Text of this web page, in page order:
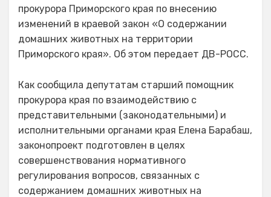
прокурора Приморского края по внесению
изменений в краевой закон «О содержании
домашних животных на территории
Приморского края». Об этом передает ДВ-РОСС.
Как сообщила депутатам старший помощник
прокурора края по взаимодействию с
представительными (законодательными) и
исполнительными органами края Елена Барабаш,
законопроект подготовлен в целях
совершенствования нормативного
регулирования вопросов, связанных с
содержанием домашних животных на